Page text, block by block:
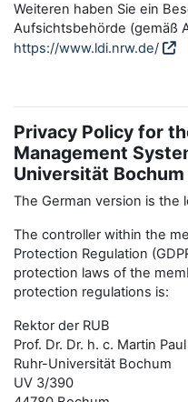
Weiteren haben Sie ein
Aufsichtsbehörde (gemäß
https://www.ldi.nrw.de/
Privacy Policy for
Management
Universität Bochum
The German version is the
The controller within the
Protection Regulation
protection laws of the
protection regulations is:
Rektor der RUB
Prof. Dr. Dr. h. c. Martin Paul
Ruhr-Universität Bochum
UV 3/390